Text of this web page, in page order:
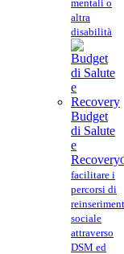
mentali o
altra
disabilità
Budget
di Salute
e
Recovery
facilitare i
percorsi di
sociale
attraverso
DSM ed